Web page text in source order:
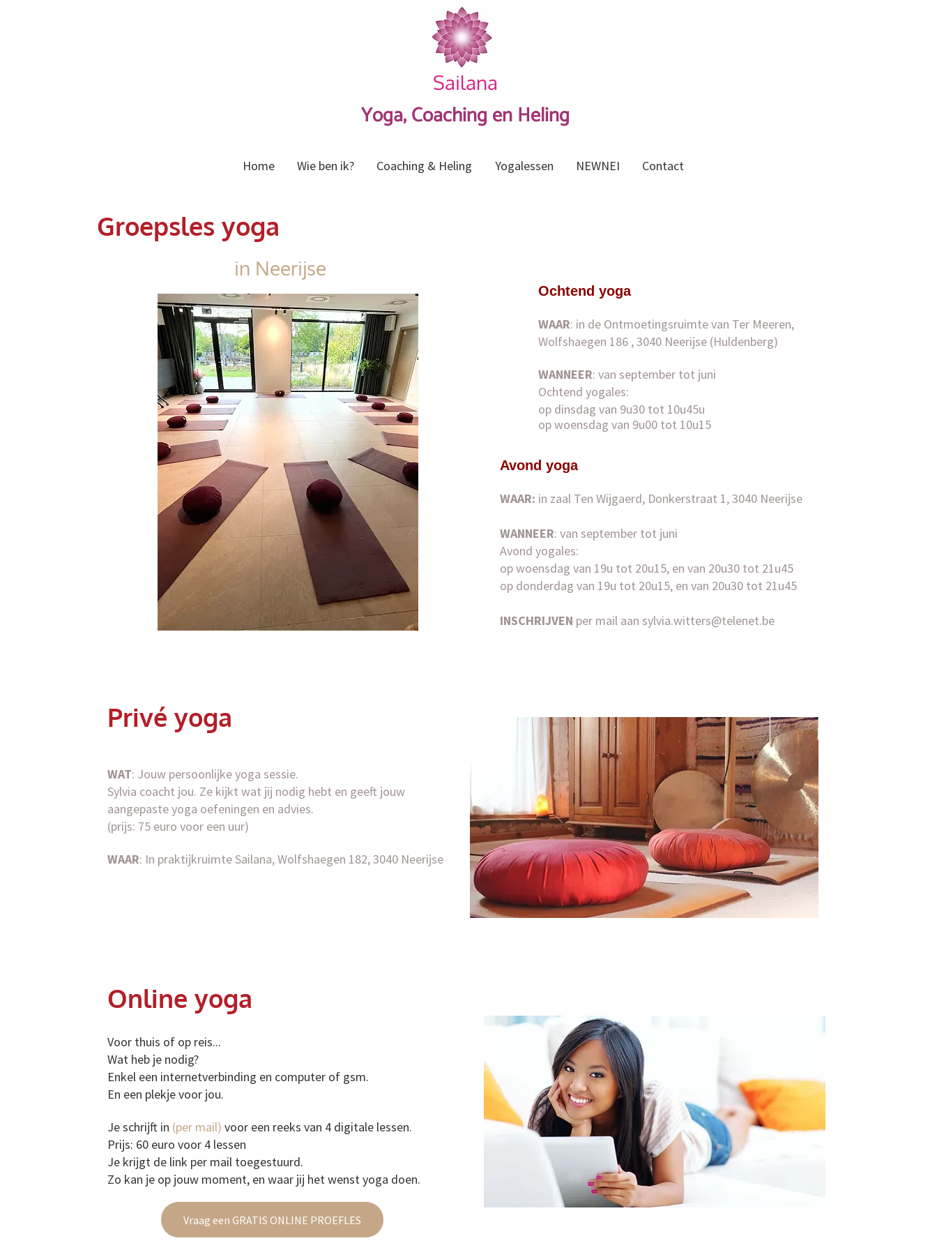
Sailana
Yoga, Coaching en Heling
Home Wie ben ik? Coaching & Heling Yogalessen NEWNEI Contact
Groepsles yoga
in Neerijse
Ochtend yoga
WAAR: in de Ontmoetingsruimte van Ter Meeren,
Wolfshaegen 186 , 3040 Neerijse (Huldenberg)
WANNEER: van september tot juni
Ochtend yogales:
op dinsdag van 9u30 tot 10u45u
op woensdag van 9u00 tot 10u15
Avond yoga
WAAR: in zaal Ten Wijgaerd, Donkerstraat 1, 3040 Neerijse
WANNEER: van september tot juni
Avond yogales:
op woensdag van 19u tot 20u15, en van 20u30 tot 21u45
op donderdag van 19u tot 20u15, en van 20u30 tot 21u45
INSCHRIJVEN per mail aan sylvia.witters@telenet.be
Privé yoga
Online yoga
Vraag een GRATIS ONLINE PROEFLES
WAT: Jouw persoonlijke yoga sessie.
Sylvia coacht jou. Ze kijkt wat jij nodig hebt en geeft jouw
aangepaste yoga oefeningen en advies.
(prijs: 75 euro voor een uur)
WAAR: In praktijkruimte Sailana, Wolfshaegen 182, 3040 Neerijse
Voor thuis of op reis...
Wat heb je nodig?
Enkel een internetverbinding en computer of gsm.
En een plekje voor jou.
Je schrijft in (per mail) voor een reeks van 4 digitale lessen.
Prijs: 60 euro voor 4 lessen
Je krijgt de link per mail toegestuurd.
Zo kan je op jouw moment, en waar jij het wenst yoga doen.